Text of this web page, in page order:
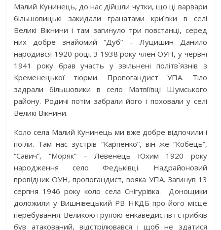
Малий Кунинець, до нас дійшли чутки, що ці варвари
більшовицькі закидали гранатами криївки в селі
Великі Вікнини і там загинуло три повстанці, серед
них добре знайомий “Дуб” – Луцишин Данило
народився 1920 році. З 1938 року член ОУН, у червні
1941 року брав участь у звільнені політв`язнів з
Кременецької тюрми. Пропогандист УПА. Тіло
задрали більшовики в село Матвіївці Шумського
району. Родичі потім забрали його і поховали у селі
Великі Вікнини.
Коло села Малий Кунинець ми вже добре відпочили і
поїли. Там нас зустрів “Карпенко”, він же “Кобець”,
“Савич”, “Моряк” – Левенець Юхим 1920 року
народження село Федьківці. Надрайоновий
провідник ОУН, пропогандист, вояка УПА. Загинув 13
серпня 1946 року коло села Снігурівка. Донощики
доложили у Вишнівецький РВ НКДБ про його місце
перебування. Великою групою енкаведистів і стрибків
був атакований, відстрілювався і щоб не здатися